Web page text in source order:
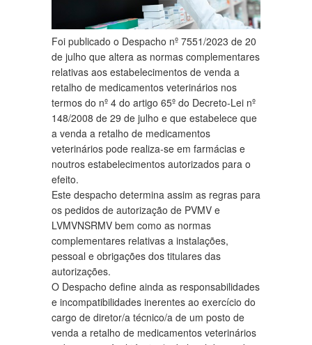
Foi publicado o Despacho nº 7551/2023 de 20
de julho que altera as normas complementares
relativas aos estabelecimentos de venda a
retalho de medicamentos veterinários nos
termos do nº 4 do artigo 65º do Decreto-Lei nº
148/2008 de 29 de julho e que estabelece que
a venda a retalho de medicamentos
veterinários pode realiza-se em farmácias e
noutros estabelecimentos autorizados para o
efeito.
Este despacho determina assim as regras para
os pedidos de autorização de PVMV e
LVMVNSRMV bem como as normas
complementares relativas a instalações,
pessoal e obrigações dos titulares das
autorizações.
O Despacho define ainda as responsabilidades
e incompatibilidades inerentes ao exercício do
cargo de diretor/a técnico/a de um posto de
venda a retalho de medicamentos veterinários